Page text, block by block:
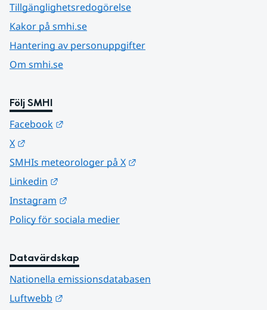
Tillgänglighetsredogörelse
Kakor på smhi.se
Hantering av personuppgifter
Om smhi.se
Följ SMHI
Facebook
X
SMHIs meteorologer på X
Linkedin
Instagram
Policy för sociala medier
Datavärdskap
Nationella emissionsdatabasen
Luftwebb